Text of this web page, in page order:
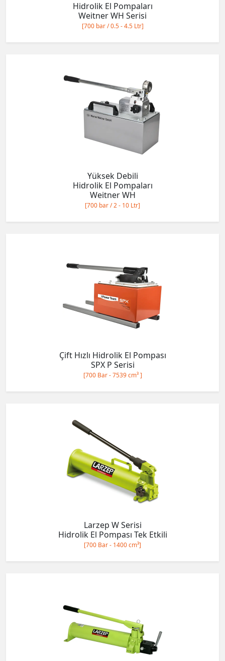
Hidrolik El Pompaları
Weitner WH Serisi
[700 bar / 0.5 - 4.5 Ltr]
Yüksek Debili
Hidrolik El Pompaları
Weitner WH
[700 bar / 2 - 10 Ltr]
Çift Hızlı Hidrolik El Pompası
SPX P Serisi
[700 Bar - 7539 cm³ ]
Larzep W Serisi
Hidrolik El Pompası Tek Etkili
[700 Bar - 1400 cm³]